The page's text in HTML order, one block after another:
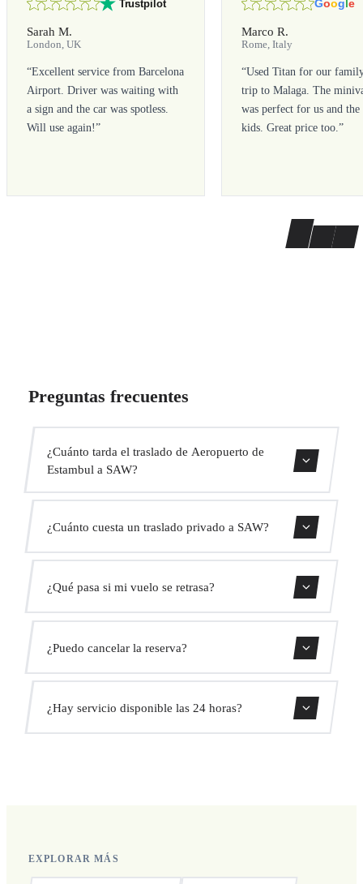
Trustpilot
Sarah M.
London, UK
“Excellent service from Barcelona
Airport. Driver was waiting with
a sign and the car was spotless.
Will use again!”
Goog le
Marco R.
Rome, Italy
“Used Titan for our
trip to Malaga. The
was perfect for us and the
kids. Great price too.”
Preguntas frecuentes
¿Cuánto tarda el traslado de Aeropuerto de
Estambul a SAW?
¿Cuánto cuesta un traslado privado a SAW?
Usa nuestro formulario de reserva para obtener un precio
fijo al instante. Sin cargos ocultos.
¿Qué pasa si mi vuelo se retrasa?
conductor ajustará automáticamente la hora de recogida
sin coste adicional.
¿Puedo cancelar la reserva?
recogida.
¿Hay servicio disponible las 24 horas?
EXPLORAR MÁS